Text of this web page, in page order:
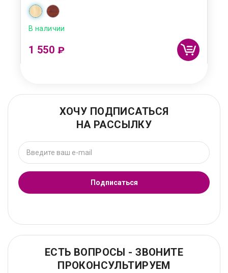
В наличии
1 550 ₽
ХОЧУ ПОДПИСАТЬСЯ
НА РАССЫЛКУ
Подписаться
ЕСТЬ ВОПРОСЫ - ЗВОНИТЕ
ПРОКОНСУЛЬТИРУЕМ